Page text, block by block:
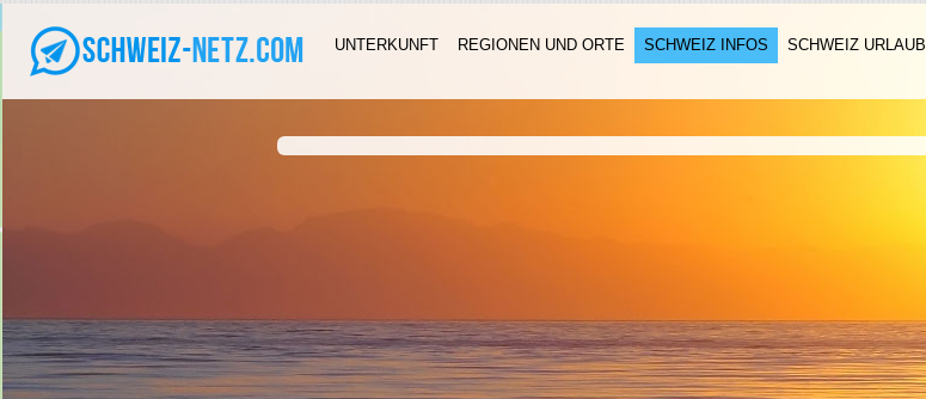
UNTERKUNFT REGIONEN UND ORTE SCHWEIZ INFOS SCHWEIZ URLAUB